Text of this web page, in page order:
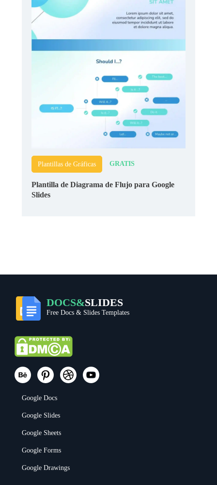
Plantillas de Gráficas GRATIS
Plantilla de Diagrama de Flujo para Google
Slides
DOCS&SLIDES
Free Docs & Slides Templates
Google Docs
Google Slides
Google Sheets
Google Forms
Google Drawings